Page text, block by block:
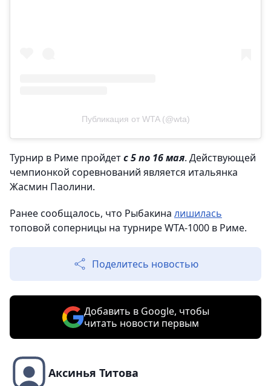
Публикация от WTA (@wta)
Турнир в Риме пройдетс 5 по 16 мая. Действующей
чемпионкой соревнований является итальянка
Жасмин Паолини.
Ранее сообщалось, что Рыбакина лишилась
топовой соперницы на турнире WTA-1000 в Риме.
Поделитесь новостью
Добавить в Google, чтобы
читать новости первым
Аксинья Титова